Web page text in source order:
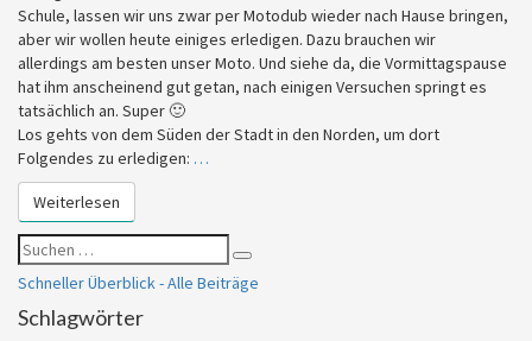
Schule, lassen wir uns zwar per Motodub wieder nach Hause bringen,
aber wir wollen heute einiges erledigen. Dazu brauchen wir
allerdings am besten unser Moto. Und siehe da, die Vormittagspause
hat ihm anscheinend gut getan, nach einigen Versuchen springt es
tatsächlich an. Super 🙂
Los gehts von dem Süden der Stadt in den Norden, um dort
Folgendes zu erledigen: …
Weiterlesen
Suchen
nach:
Suchen
Schneller Überblick - Alle Beiträge
Schlagwörter